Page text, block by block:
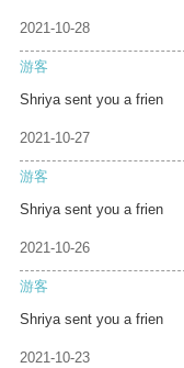
2021-10-28
游客
Shriya sent you a frien
2021-10-27
游客
Shriya sent you a frien
2021-10-26
游客
Shriya sent you a frien
2021-10-23